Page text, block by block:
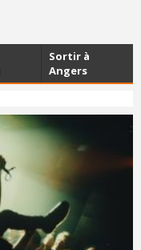
Sortir à
Angers